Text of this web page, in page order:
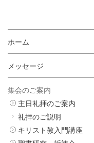
ホーム
メッセージ
集会のご案内
主日礼拝のご案内
礼拝のご説明
キリスト教入門講座